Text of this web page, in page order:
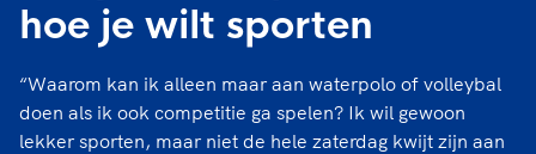
hoe je wilt sporten
“Waarom kan ik alleen maar aan waterpolo of volleybal
doen als ik ook competitie ga spelen? Ik wil gewoon
lekker sporten, maar niet de hele zaterdag kwijt zijn aan